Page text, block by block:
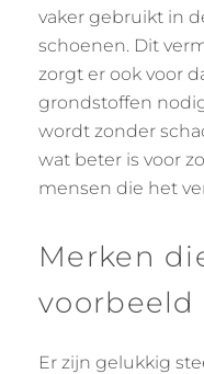
vaker gebruikt in
schoenen. Dit
zorgt er ook voor
grondstoffen
wordt zonder
wat beter is voor
mensen die het
Merken
voorbeeld
Er zijn gelukkig